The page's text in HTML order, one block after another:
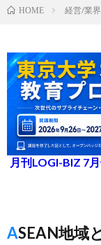
HOME 経営/業
月刊LOGI-BIZ 7
ASEAN地域との連携による高付加価値サ